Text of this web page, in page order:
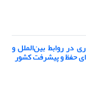
در روابط بین‌الملل و
حفظ و پیشرفت کشور